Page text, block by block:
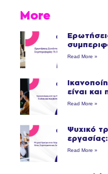
More
Read More »
είναι
Read More »
Ψυχικό
Read More »